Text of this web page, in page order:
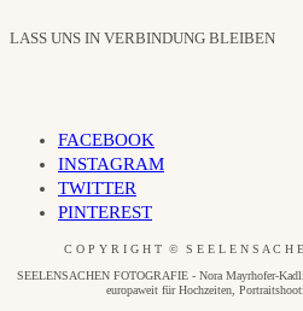
LASS UNS IN VERBINDUNG BLEIBEN
FACEBOOK
INSTAGRAM
TWITTER
PINTEREST
C O P Y R I G H T © S E E L E N S A C H
SEELENSACHEN FOTOGRAFIE - Nora Mayrhofer-
europaweit für Hochzeiten,